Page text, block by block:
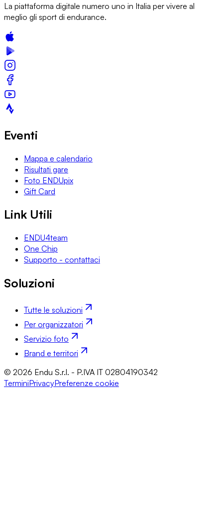
La piattaforma digitale numero uno in Italia per vivere al
meglio gli sport di endurance.
Eventi
Mappa e calendario
Risultati gare
Foto ENDUpix
Gift Card
Link Utili
ENDU4team
One Chip
Supporto - contattaci
Soluzioni
Tutte le soluzioni
Per organizzatori
Servizio foto
Brand e territori
© 2026 Endu S.r.l. - P.IVA IT 02804190342
TerminiPrivacyPreferenze cookie